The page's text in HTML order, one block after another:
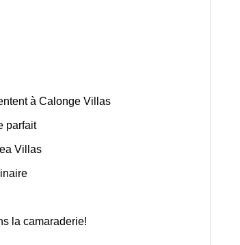
à Calonge Villas
parfait
Villas
la camaraderie!